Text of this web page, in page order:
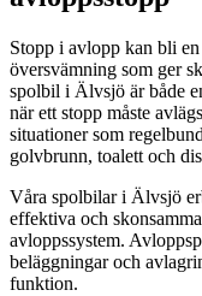
Stopp i avlopp kan bli
översvämning som ger
spolbil i Älvsjö är både
när ett stopp måste
situationer som
golvbrunn, toalett och
Våra spolbilar i Älvsjö
effektiva och
avloppssystem.
beläggningar och
funktion.